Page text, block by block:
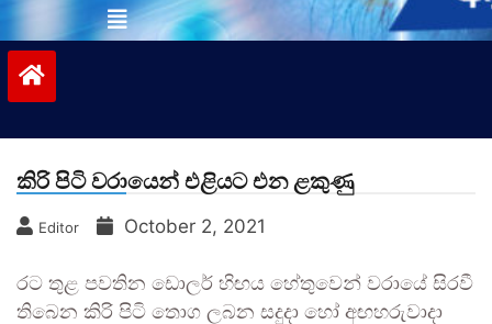
කිරි පිටි වරායෙන් එළියට එන ළකුණු
Editor October 2, 2021
රට තුළ පවතින ඩොලර් හිඟය හේතුවෙන් වරායේ සිරවී
තිබෙන කිරි පිටි තොග ලබන සදුදා හෝ අඟහරුවාදා